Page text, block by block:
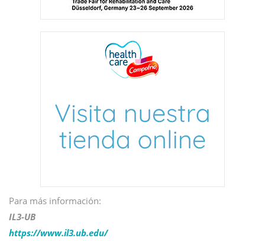
Para más información:
IL3-UB
https://www.il3.ub.edu/